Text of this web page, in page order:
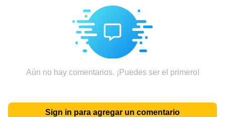
Aún no hay comentarios. ¡Puedes ser el primero!
Sign in para agregar un comentario